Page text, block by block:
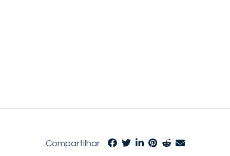
Compartilhar: